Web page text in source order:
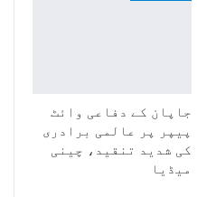
جاپان کے دفاعی وائٹ
پیپر پر عالمی برادری
کی شدید تنقید، چینی
میڈیا